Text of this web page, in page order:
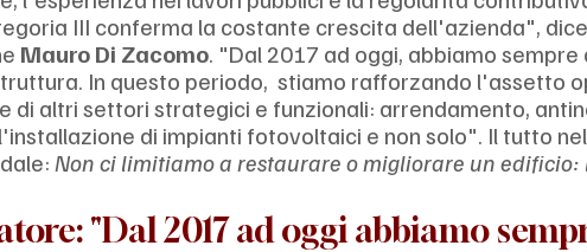
III conferma la costante crescita dell'azienda",
Mauro Di Zacomo. "Dal 2017 ad oggi, abbiamo sempre
In questo periodo,  stiamo rafforzando l'assetto
di altri settori strategici e funzionali: arrendamento,
di impianti fotovoltaici e non solo". Il tutto
Non ci limitiamo a restaurare o migliorare un edificio:
"Dal 2017 ad oggi abbiamo